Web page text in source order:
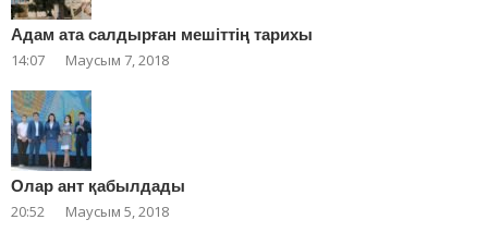
Адам ата салдырған мешіттің тарихы
14:07 Маусым 7, 2018
Олар ант қабылдады
20:52 Маусым 5, 2018